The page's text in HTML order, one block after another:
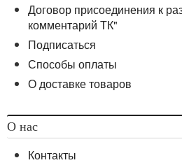
Договор присоединения к
комментарий ТК"
Подписаться
Способы оплаты
О доставке товаров
О нас
Контакты